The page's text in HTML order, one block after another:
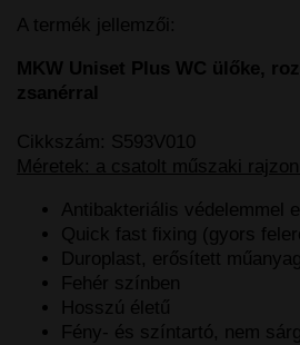
A termék jellemzői:
MKW Uniset Plus WC ülőke,
zsanérral
Cikkszám: S593V010
Méretek: a csatolt műszaki
Antibakteriális védelemmel
Quick fast fixing (gyors
Duroplast, erősített műanyag
Fehér színben
Hosszú életű
Fény- és színtartó, nem